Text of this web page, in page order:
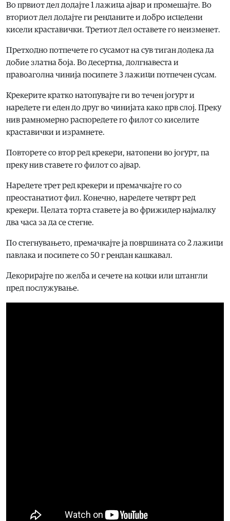
Во првиот дел додајте 1 лажица ајвар и промешајте. Во
вториот дел додајте ги ренданите и добро исцедени
кисели краставички. Третиот дел оставете го неизменет.
Претходно потпечете го сусамот на сув тиган додека да
добие златна боја. Во десертна, долгнавеста и
правоаголна чинија посипете 3 лажици потпечен сусам.
Крекерите кратко натопувајте ги во течен јогурт и
наредете ги еден до друг во чинијата како прв слој. Преку
нив рамномерно распоредете го филот со киселите
краставички и израмнете.
Повторете со втор ред крекери, натопени во јогурт, па
преку нив ставете го филот со ајвар.
Наредете трет ред крекери и премачкајте го со
преостанатиот фил. Конечно, наредете четврт ред
крекери. Целата торта ставете ја во фрижидер најмалку
два часа за да се стегне.
По стегнувањето, премачкајте ја површината со 2 лажици
павлака и посипете со 50 г рендан кашкавал.
Декорирајте по желба и сечете на коцки или штангли
пред послужување.